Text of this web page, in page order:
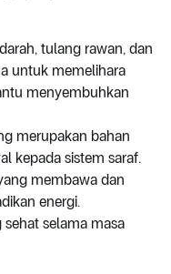
tulang rawan, dan
untuk memelihara
menyembuhkan
merupakan bahan
kepada sistem saraf.
membawa dan
energi.
selama masa